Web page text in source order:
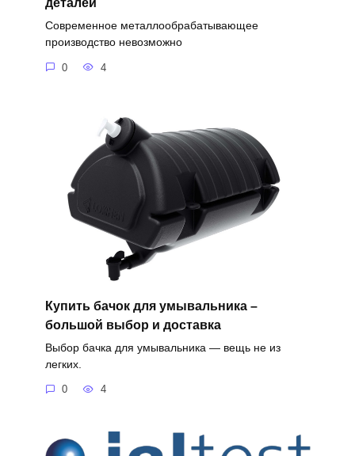
Современное металлообрабатывающее
производство невозможно
0 4
Купить бачок для умывальника –
большой выбор и доставка
Выбор бачка для умывальника — вещь не из
легких.
0 4